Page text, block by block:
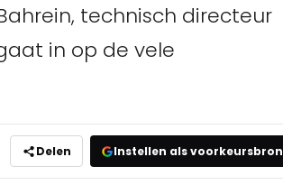
technisch directeur
in op de vele
Delen Instellen als voorkeursbron